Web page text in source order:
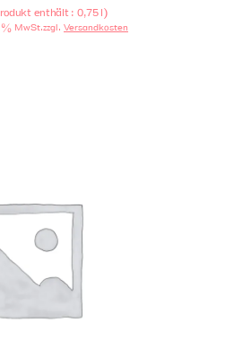
enthält : 0,75 l)
MwSt.zzgl. Versandkosten